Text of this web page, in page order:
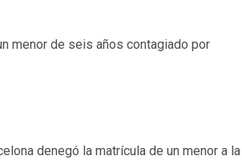
menor de seis años contagiado por
denegó la matrícula de un menor a la